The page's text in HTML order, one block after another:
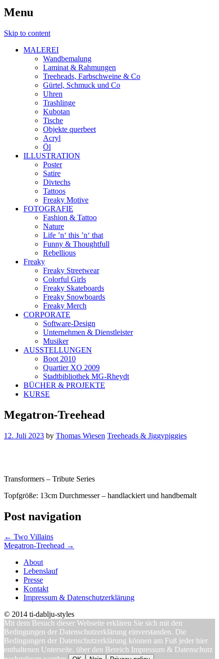
Menu
Skip to content
MALEREI
Wandbemalung
Laminat & Rahmungen
Treeheads, Farbschweine & Co
Gürtel, Schmuck und Co
Uhren
Trashlinge
Kubotan
Tische
Objekte querbeet
Acryl
Öl
ILLUSTRATION
Poster
Satire
Divtechs
Tattoos
Freaky Motive
FOTOGRAFIE
Fashion & Tattoo
Nature
Life ’n‘ this ’n‘ that
Funny & Thoughtfull
Rebellious
Freaky
Freaky Streetwear
Colorful Girls
Freaky Skateboards
Freaky Snowboards
Freaky Merch
CORPORATE
Software-Design
Unternehmen & Dienstleister
Musiker
AUSSTELLUNGEN
Boot 2010
Quartier XO 2009
Stadtbibliothek MG-Rheydt
BÜCHER & PROJEKTE
KURSE
Megatron-Treehead
12. Juli 2023 by Thomas Wiesen Treeheads & Jiggypiggies
Transformers – Tribute Series
Topfgröße: 13cm Durchmesser – handlackiert und handbemalt
Post navigation
← Two Villains
Megatron-Treehead →
About
Lebenslauf
Presse
Kontakt
Impressum & Datenschutzerklärung
© 2014 ti-dablju-styles
Mit dem Besuch dieser Webseite erklären Sie sich mit den
Bedingungen der Datenschutzerklärung einverstanden. Die
Bedingungen der Datenschutzerklärung können am Fuß jeder hier
enthaltenen Unterseite, über den Bereich Impressum & Datenschutz